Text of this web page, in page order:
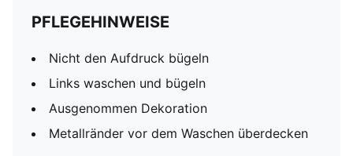
PFLEGEHINWEISE
Nicht den Aufdruck bügeln
Links waschen und bügeln
Ausgenommen Dekoration
Metallränder vor dem Waschen überdecken